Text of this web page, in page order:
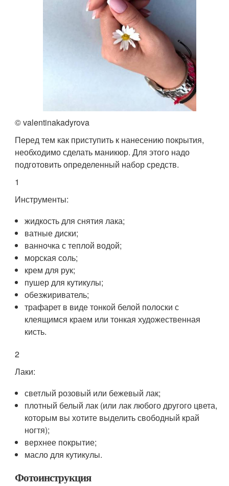
© valentinakadyrova
Перед тем как приступить к нанесению покрытия,
необходимо сделать маникюр. Для этого надо
подготовить определенный набор средств.
1
Инструменты:
жидкость для снятия лака;
ватные диски;
ванночка с теплой водой;
морская соль;
крем для рук;
пушер для кутикулы;
обезжириватель;
трафарет в виде тонкой белой полоски с
клеящимся краем или тонкая художественная
кисть.
2
Лаки:
светлый розовый или бежевый лак;
плотный белый лак (или лак любого другого цвета,
которым вы хотите выделить свободный край
ногтя);
верхнее покрытие;
масло для кутикулы.
Фотоинструкция